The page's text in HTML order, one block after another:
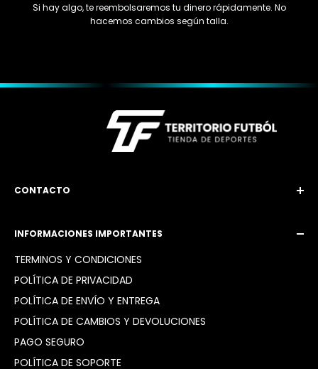
Si hay algo, te reembolsaremos tu dinero rápidamente. No
hacemos cambios según talla.
CONTACTO
Instagram: @territoriofutbol2_
INFORMACIONES IMPORTANTES
TÉRMINOS Y CONDICIONES
POLÍTICA DE PRIVACIDAD
POLÍTICA DE ENVÍO Y ENTREGA
POLÍTICA DE CAMBIOS Y DEVOLUCIONES
PAGO SEGURO
POLÍTICA DE SOPORTE